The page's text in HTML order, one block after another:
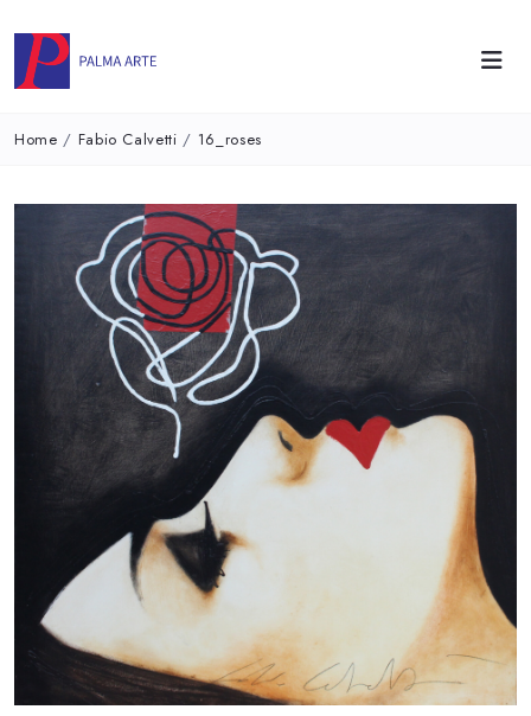
Home / Fabio Calvetti / 16_roses